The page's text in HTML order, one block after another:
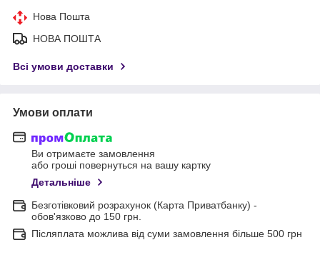
Нова Пошта
НОВА ПОШТА
Всі умови доставки
Умови оплати
Ви отримаєте замовлення
або гроші повернуться на вашу картку
Детальніше
Безготівковий розрахунок (Карта Приватбанку) -
обов'язково до 150 грн.
Післяплата можлива від суми замовлення більше 500 грн